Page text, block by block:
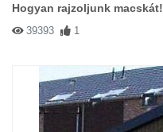
Hogyan rajzoljunk macskát!
39393 1